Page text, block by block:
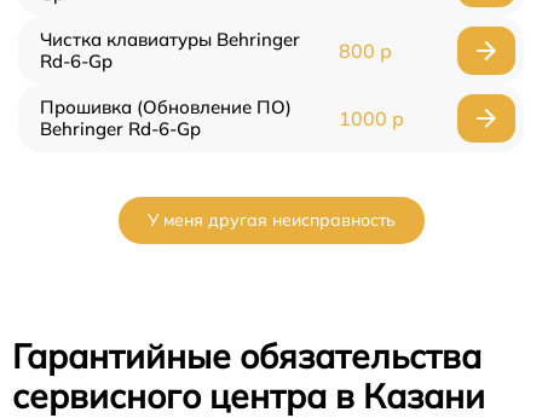
Чистка клавиатуры Behringer
Rd-6-Gp
800 р
Прошивка (Обновление ПО)
Behringer Rd-6-Gp
1000 р
У меня другая неисправность
Гарантийные обязательства
сервисного центра в Казани